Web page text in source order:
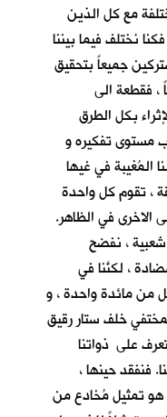
مع كل الذين
نختلف فيما بيننا
جميعاً بتحقيق
، فقطعة الى
بكل الطرق
مستوى تفكيره و
المُغيبة في غيها
، تقوم كل واحدة
الاخرى في الظاهر.
، نفضح
، لكنَّنا في
من مائدة واحدة ، و
خلف ستار رقيق
على ذواتنا
فنفقد حينها ،
هو تمثيل مُخادع من